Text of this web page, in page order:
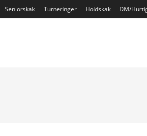
Seniorskak Turneringer Holdskak DM/